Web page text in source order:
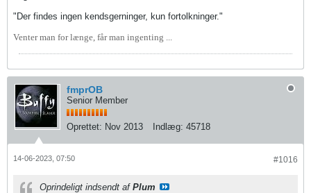
"Der findes ingen kendsgerninger, kun fortolkninger."
Venter man for længe, får man ingenting ...
fmprOB
Senior Member
Oprettet: Nov 2013 Indlæg: 45718
#1016
14-06-2023, 07:50
Oprindeligt indsendt af Plum